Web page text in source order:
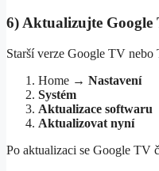
6) Aktualizujte Google
Starší verze Google TV
Home → Nastavení
Systém
Aktualizace softwaru
Aktualizovat nyní
Po aktualizaci se Google TV